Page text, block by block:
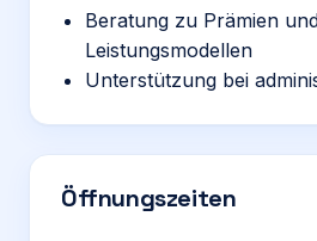
Beratung zu Prämien
Leistungsmodellen
Unterstützung bei
Öffnungszeiten